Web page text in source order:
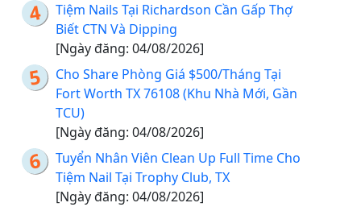
Tiệm Nails Tại Richardson Cần Gấp Thợ
Biết CTN Và Dipping
[Ngày đăng: 04/08/2026]
Cho Share Phòng Giá $500/Tháng Tại
Fort Worth TX 76108 (Khu Nhà Mới, Gần
TCU)
[Ngày đăng: 04/08/2026]
Tuyển Nhân Viên Clean Up Full Time Cho
Tiệm Nail Tại Trophy Club, TX
[Ngày đăng: 04/08/2026]